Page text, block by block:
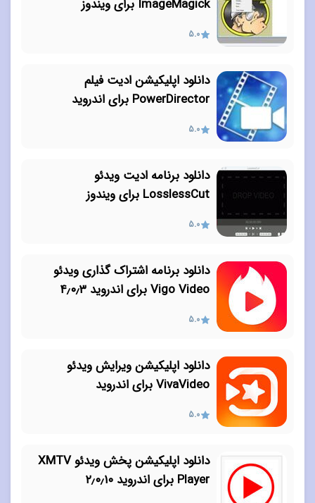
ImageMagick برای ویندوز
5.0
دانلود اپلیکیشن ادیت فیلم
PowerDirector برای اندروید
5.0
دانلود برنامه ادیت ویدئو
LosslessCut برای ویندوز
5.0
دانلود برنامه اشتراک گذاری ویدئو
Vigo Video برای اندروید ۴٫۰٫۳
5.0
دانلود اپلیکیشن ویرایش ویدئو
VivaVideo برای اندروید
5.0
دانلود اپلیکیشن پخش ویدئو XMTV
Player برای اندروید ۲٫۰٫۱۰